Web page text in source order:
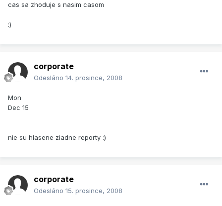
cas sa zhoduje s nasim casom
:)
corporate
Odesláno 14. prosince, 2008
Mon
Dec 15
nie su hlasene ziadne reporty :)
corporate
Odesláno 15. prosince, 2008